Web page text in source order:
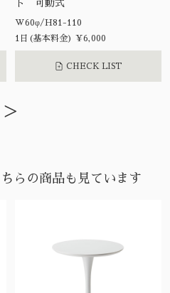
ト 可動式
W60φ/H81-110
1日(基本料金) ¥6,000
CHECK LIST
>
らの商品も見ています